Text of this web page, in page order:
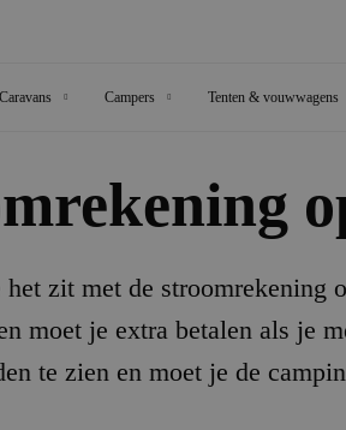
Caravans Campers Tenten & vouwwagens
zit met de stroomrekening
moet je extra betalen als je
te zien en moet je de